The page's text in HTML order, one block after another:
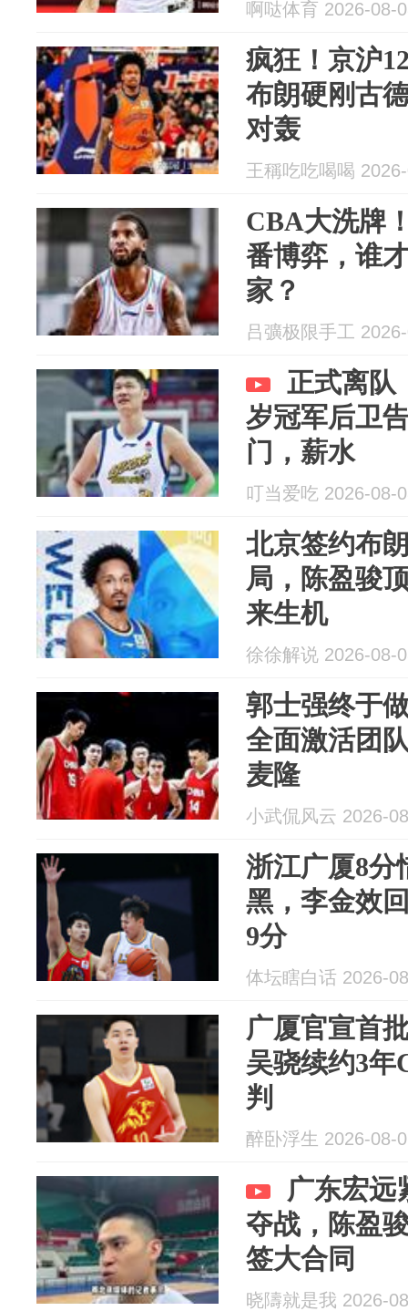
啊哒体育 2026-08-
疯狂！京沪
布朗硬刚古
对轰
王稱吃吃喝喝
CBA大洗牌
番博弈，谁
家？
吕彍极限手工
正式离队
岁冠军后卫
门，薪水
叮当爱吃 2026-08-
北京签约布
局，陈盈骏
来生机
徐徐解说 2026-08-
郭士强终于
全面激活团
麦隆
小武侃风云 2026-
浙江广厦8分
黑，李金效
9分
体坛瞎白话 2026-
广厦官宣首
吴骁续约3年
判
醉卧浮生 2026-08-
广东宏远
夺战，陈盈
签大合同
晓隯就是我 2026-